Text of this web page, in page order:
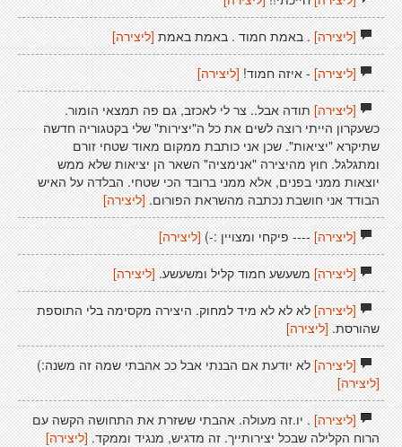
[ליצירה]. באמת חמוד . באמת באמת [ליצירה]
[ליצירה]- איזה חמוד! [ליצירה]
[ליצירה]תודה אבל.. צר לי לאכזב, גם פה תמצאי הומור.
כשעקרון הייתי רוצה לשים את כל ה"יצירות" שלי בקטגוריה חדשה
שתיקרא "יציאות". שכן אני כותבת ממקום מאוד שטחי זורם
ומתגלגל. חוץ מהיצירה "אנימציה" השאר הן יציאות שלא ממש
יוצאות ממני בפנים, אלא ממני ברובד הכי שטחי. הבלדה על האיש
הבודד אני חושבת נכתבה מהשראת הפורום. [ליצירה]
[ליצירה]---- פיקחי ומצויין :-) [ליצירה]
[ליצירה]משעשע חמוד קליל ומשעשע. [ליצירה]
[ליצירה]לא לא לא מיד למחוק. היצירה מקסימה בלי התוספת
שהורסת. [ליצירה]
[ליצירה]לא יודעת אם הבנתי אבל ככ אהבתי שמה זה משנה:)
[ליצירה]
[ליצירה]. יו.זה מעולה. אהבתי ששזרת את התחושה הקשה עם
הרוח הקלילה שבכל יצירותייך. זה מדגיש, מנגיד וממקד. [ליצירה]